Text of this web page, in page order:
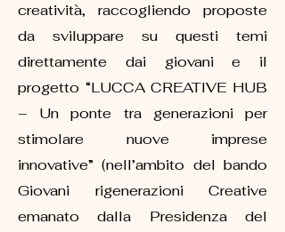
creatività, raccogliendo proposte
da sviluppare su questi temi
direttamente dai giovani e il
progetto “LUCCA CREATIVE HUB
– Un ponte tra generazioni per
stimolare nuove imprese
innovative” (nell’ambito del bando
Giovani rigenerazioni Creative
emanato dalla Presidenza del